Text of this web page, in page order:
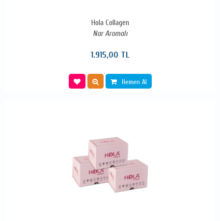
Hola Collagen
Nar Aromalı
1.915,00 TL
Hemen Al